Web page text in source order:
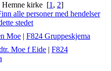
Hemne kirke [1, 2]
Moe | F824 Gruppeskjema
Moe f Eide | F824